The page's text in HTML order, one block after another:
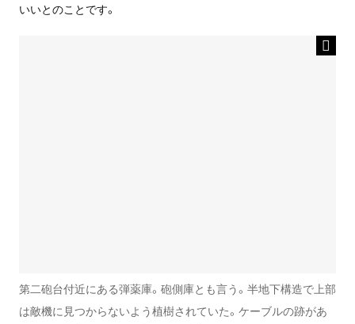
いいとのことです。
第二砲台付近にある弾薬庫。砲側庫とも言う。半地下構造で上部
は敵機に見つからないよう植樹されていた。ケーブルの跡があ